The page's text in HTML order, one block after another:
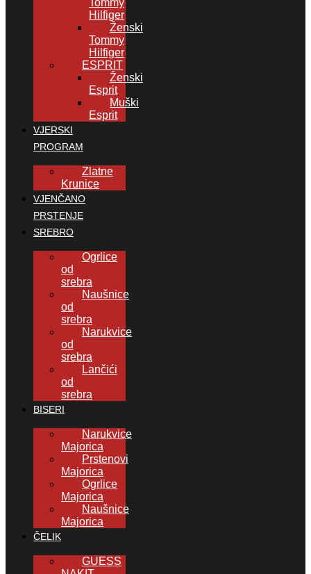
Tommy
Hilfiger
Ženski
Tommy
Hilfiger
ESPRIT
Ženski
Esprit
Muški
Esprit
VJERSKI
PROGRAM
Zlatne
Krunice
VJENČANO
PRSTENJE
SREBRO
Ogrlice
od
srebra
Naušnice
od
srebra
Narukvice
od
srebra
Lančići
od
srebra
BISERI
Narukvice
Majorica
Prstenovi
Majorica
Ogrlice
Majorica
Naušnice
Majorica
ČELIK
GUESS